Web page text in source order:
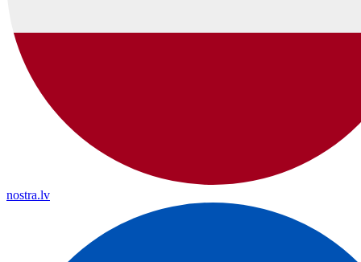
nostra.lv